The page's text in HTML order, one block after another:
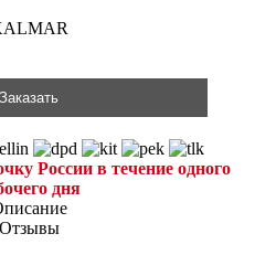
Заказать
России в течение одного
дня
Отзывы